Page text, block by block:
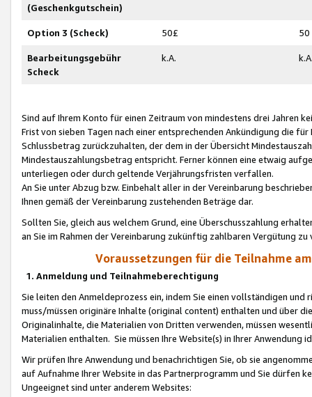
(Geschenkgutschein)
Option 3 (Scheck) 50£ 50
Bearbeitungsgebühr
Scheck
k.A.
Sind auf Ihrem Konto für einen Zeitraum von mindestens drei Jahren
Frist von sieben Tagen nach einer entsprechenden Ankündigung die
Schlussbetrag zurückzuhalten, der dem in der Übersicht
Mindestauszahlungsbetrag entspricht. Ferner können eine etwaig
unterliegen oder durch geltende Verjährungsfristen verfallen.
An Sie unter Abzug bzw. Einbehalt aller in der Vereinbarung
Ihnen gemäß der Vereinbarung zustehenden Beträge dar.
Sollten Sie, gleich aus welchem Grund, eine Überschusszahlung
an Sie im Rahmen der Vereinbarung zukünftig zahlbaren Vergütung zu
Voraussetzungen für die Teilnahme
1. Anmeldung und Teilnahmeberechtigung
Sie leiten den Anmeldeprozess ein, indem Sie einen vollständigen
muss/müssen originäre Inhalte (original content) enthalten und über
Originalinhalte, die Materialien von Dritten verwenden, müssen
Materialien enthalten. Sie müssen Ihre Website(s) in Ihrer Anwendung
Wir prüfen Ihre Anwendung und benachrichtigen Sie, ob sie
auf Aufnahme Ihrer Website in das Partnerprogramm und Sie dürfen
Ungeeignet sind unter anderem Websites: